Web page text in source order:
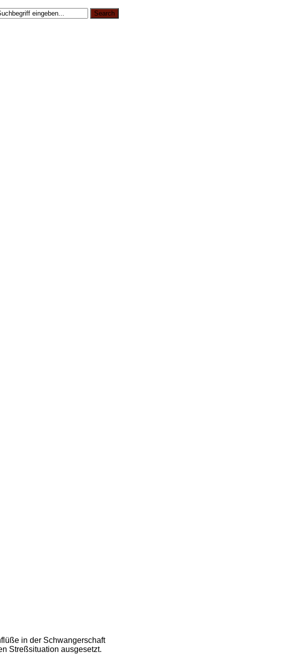
in der Schwangerschaft
Streßsituation ausgesetzt.